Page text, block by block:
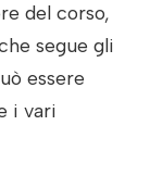
del corso,
segue gli
essere
i vari